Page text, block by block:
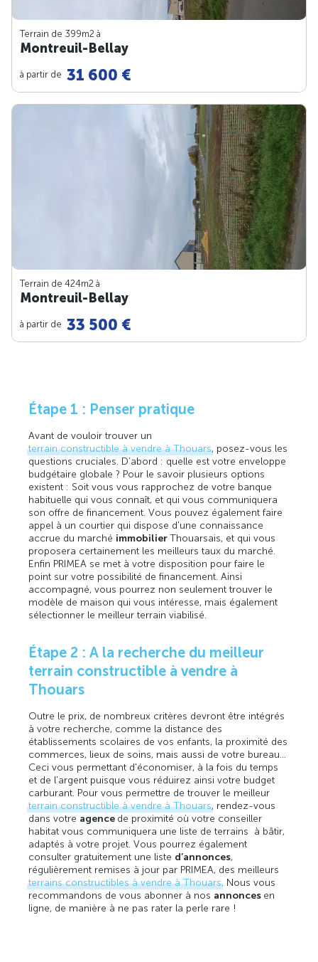
Terrain de 399m2 à
Montreuil-Bellay
à partir de 31 600 €
Terrain de 424m2 à
Montreuil-Bellay
à partir de 33 500 €
Étape 1 : Penser pratique
Avant de vouloir trouver un
terrain constructible à vendre à Thouars, posez-vous les
questions cruciales. D’abord : quelle est votre enveloppe
budgétaire globale ? Pour le savoir plusieurs options
existent : Soit vous vous rapprochez de votre banque
habituelle qui vous connaît, et qui vous communiquera
son offre de financement. Vous pouvez également faire
appel à un courtier qui dispose d'une connaissance
accrue du marché immobilierThouarsais, et qui vous
proposera certainement les meilleurs taux du marché.
Enfin PRIMEA se met à votre disposition pour faire le
point sur votre possibilité de financement. Ainsi
accompagné, vous pourrez non seulement trouver le
modèle de maison qui vous intéresse, mais également
sélectionner le meilleur terrain viabilisé.
Étape 2 : A la recherche du meilleur
terrain constructible à vendre à
Thouars
Outre le prix, de nombreux critères devront être intégrés
à votre recherche, comme la distance des
établissements scolaires de vos enfants, la proximité des
commerces, lieux de soins, mais aussi de votre bureau…
Ceci vous permettant d'économiser, à la fois du temps
et de l'argent puisque vous réduirez ainsi votre budget
carburant. Pour vous permettre de trouver le meilleur
terrain constructible à vendre à Thouars, rendez-vous
dans votre agence de proximité où votre conseiller
habitat vous communiquera une liste de terrains à bâtir,
adaptés à votre projet. Vous pourrez également
consulter gratuitement une liste d’annonces,
régulièrement remises à jour par PRIMEA, des meilleurs
terrains constructibles à vendre à Thouars. Nous vous
recommandons de vous abonner à nos annonces en
ligne, de manière à ne pas rater la perle rare !